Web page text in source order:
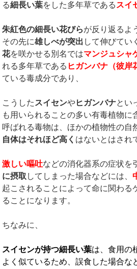
る細長い葉をした多年草である スイ
朱紅色の細長い花びらが反り返るよ
その先に雄しべが突出 して伸びてい
花を咲かせる別名ではマンジュシャ
れる多年草である ヒガンバナ（彼岸
ている毒成分であり、
こうした スイセンやヒガンバナとい
も用いられることの多い有毒植物に
呼ばれる毒物は、ほかの植物性の自
自体はそれほど高く はないとはされ
激しい嘔吐などの消化器系の症状を
に摂取 してしまった場合などには、
起こされることによって命に関わる
ることになります。
ちなみに、
スイセンが持つ細長い葉は、食用の
よく似ているため、誤食した場合な